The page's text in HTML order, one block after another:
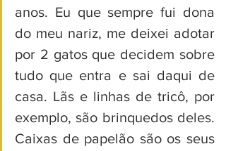
anos. Eu que sempre fui dona
do meu nariz, me deixei adotar
por 2 gatos que decidem sobre
tudo que entra e sai daqui de
casa. Lãs e linhas de tricô, por
exemplo, são brinquedos deles.
Caixas de papelão são os seus